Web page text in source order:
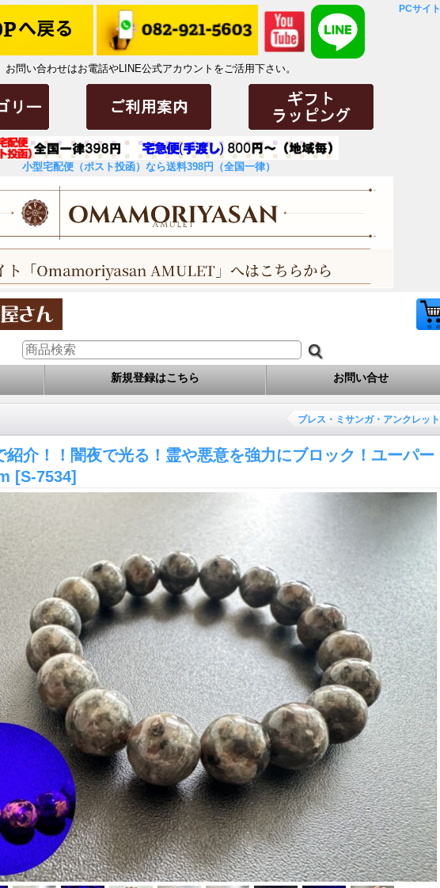
お問い合わせはお電話やLINE公式アカウントをご活用下さい。
小型宅配便（ポスト投函）なら送料398円（全国一律）
PCサイト
新規登録はこちら お問い合せ
ブレス・ミサンガ・アンクレット
紹介！！闇夜で光る！霊や悪意を強力にブロック！ユーパー
[S-7534]